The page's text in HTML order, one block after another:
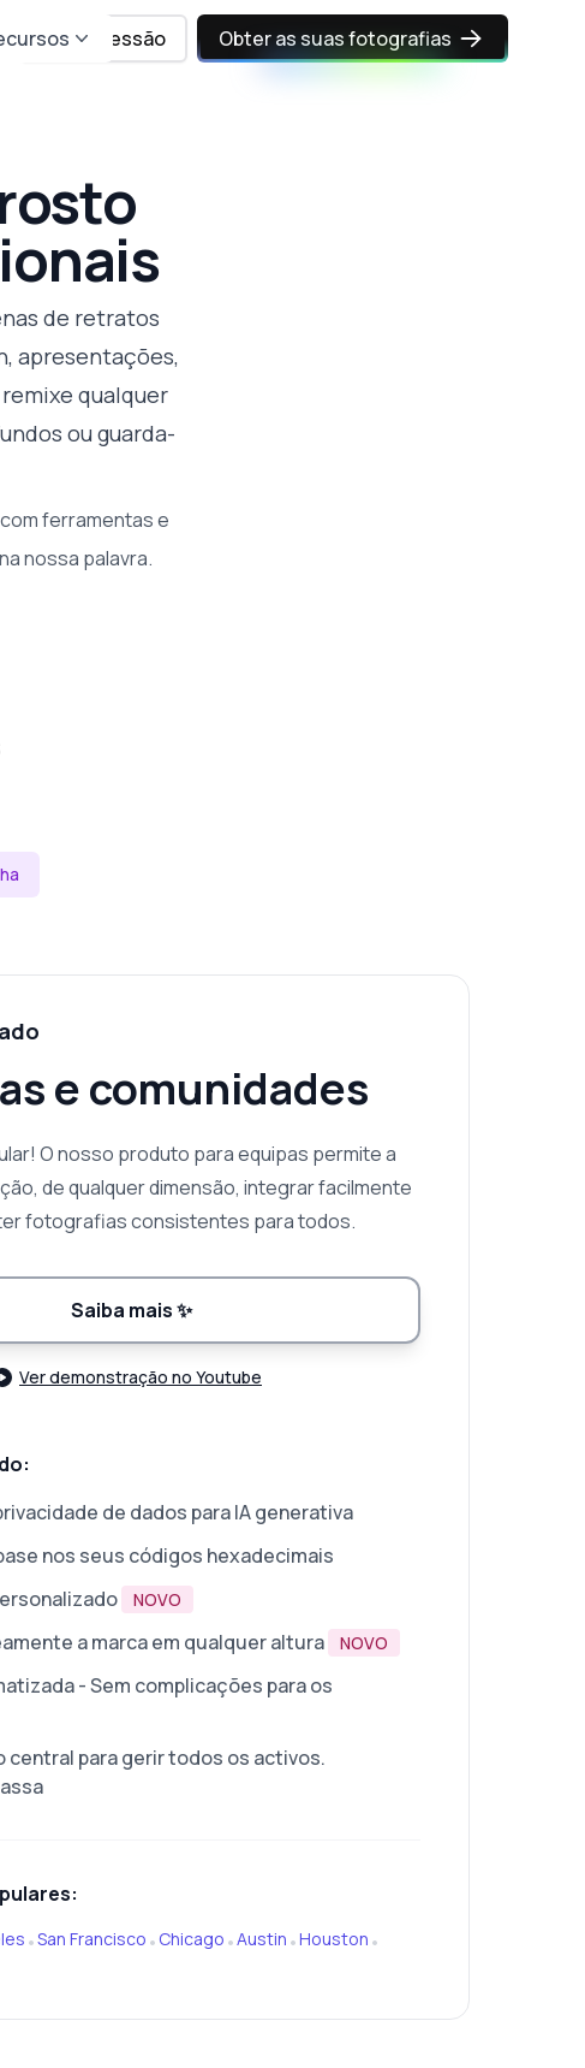
Iniciar sessão Obter as suas fotografias
de retratos
apresentações,
qualquer
ou guarda-
ferramentas e
nossa palavra.
e comunidades
O nosso produto para equipas permite a
de qualquer dimensão, integrar facilmente
fotografias consistentes para todos.
Saiba mais✨
Ver demonstração no Youtube
de dados para IA generativa
nos seus códigos hexadecimais
NOVO
a marca em qualquer altura NOVO
- Sem complicações para os
central para gerir todos os activos.
•San Francisco • Chicago •Austin •Houston •